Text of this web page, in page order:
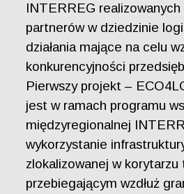
INTERREG realizowanych
partnerów w dziedzinie
działania mające na celu
konkurencyjności
Pierwszy projekt –
jest w ramach programu
międzyregionalnej
wykorzystanie
zlokalizowanej w
przebiegającym wzdłuż